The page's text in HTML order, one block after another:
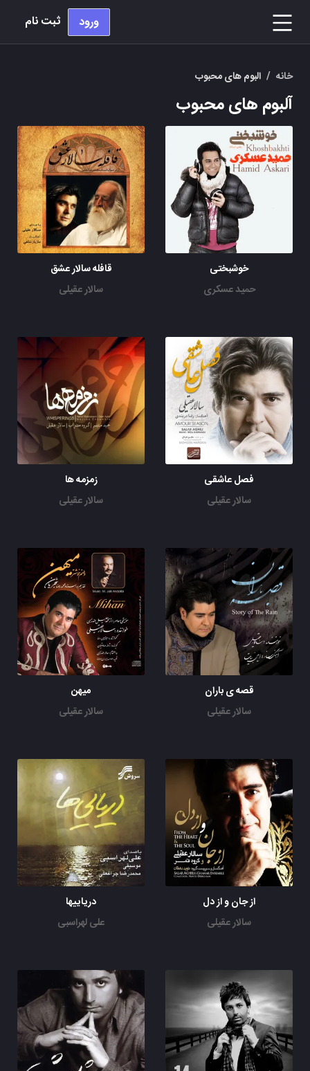
ورود ثبت نام
خانه / البوم های محبوب
آلبوم های محبوب
خوشبختی
حمید عسکری
قافله سالار عشق
سالار عقیلی
فصل عاشقی
سالار عقیلی
زمزمه ها
سالار عقیلی
قصه ی باران
سالار عقیلی
میهن
سالار عقیلی
از جان و از دل
سالار عقیلی
دریاییها
علی لهراسبی